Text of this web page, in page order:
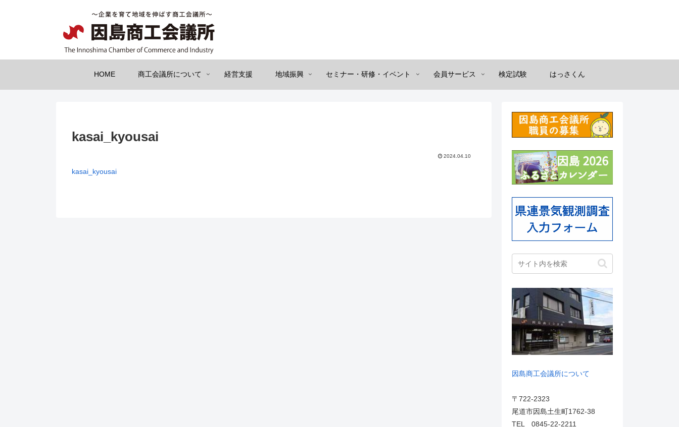
HOME 商工会議所について 経営支援 地域振興 セミナー・研修・イベント 会員サービス 検定試験 はっさくん
kasai_kyousai
2024.04.10
kasai_kyousai
因島商工会議所について
〒722-2323
尾道市因島土生町1762-38
TEL 0845-22-2211